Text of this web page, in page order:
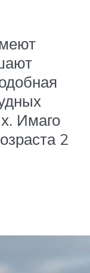
Имаго
2